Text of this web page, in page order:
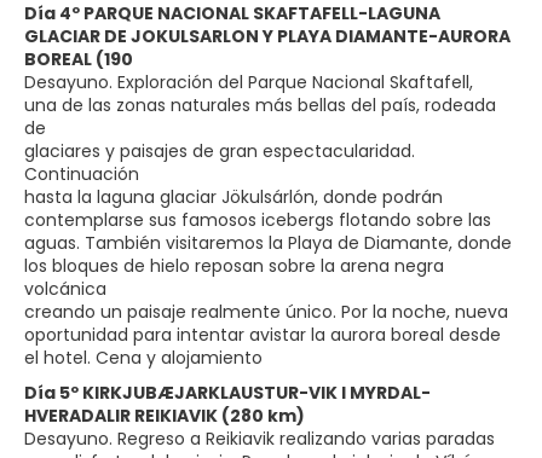
Día 4º PARQUE NACIONAL SKAFTAFELL-LAGUNA
GLACIAR DE JOKULSARLON Y PLAYA DIAMANTE-AURORA
BOREAL (190
Desayuno. Exploración del Parque Nacional Skaftafell,
una de las zonas naturales más bellas del país, rodeada
de
glaciares y paisajes de gran espectacularidad.
Continuación
hasta la laguna glaciar Jökulsárlón, donde podrán
contemplarse sus famosos icebergs flotando sobre las
aguas. También visitaremos la Playa de Diamante, donde
los bloques de hielo reposan sobre la arena negra
volcánica
creando un paisaje realmente único. Por la noche, nueva
oportunidad para intentar avistar la aurora boreal desde
el hotel. Cena y alojamiento
Día 5º KIRKJUBÆJARKLAUSTUR-VIK I MYRDAL-
HVERADALIR REIKIAVIK (280 km)
Desayuno. Regreso a Reikiavik realizando varias paradas